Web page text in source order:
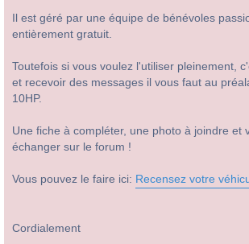
Il est géré par une équipe de bénévoles
entièrement gratuit.
Toutefois si vous voulez l'utiliser pleinement,
et recevoir des messages il vous faut au
10HP.
Une fiche à compléter, une photo à joindre et
échanger sur le forum !
Vous pouvez le faire ici: Recensez votre
Cordialement